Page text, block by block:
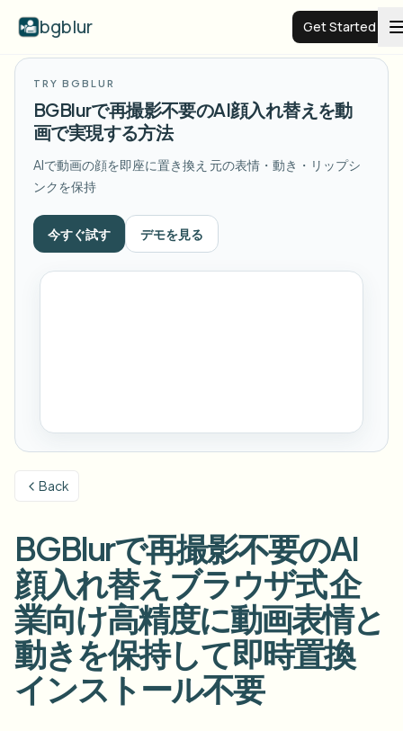
bgblur Get Started
Video background blur
Examples
Browse the full example library
Blur Background
Blur Anything
Screen recording blur
GDPR compliance blur
Vlogger street interview
Gaming & stream blur
Features
Blur Face
Blur Background
Blur Anything
AI Video Object Remover
Blur Face in Photos
Face Anonymization
Media & entertainment
Healthcare
Clinic and patient-facing video governance
Public sector
FOIA, safe disclosure, and redaction
Bulk face anonymization
FAQ
Tools
Category
Products
TRY BGBLUR
BGBlurで再撮影不要のAI顔入れ替えを動
画で実現する方法
AIで動画の顔を即座に置き換え 元の表情・動き・リップシ
ンクを保持
今すぐ試す デモを見る
Back
BGBlurで再撮影不要のAI
顔入れ替えブラウザ式 企
業向け高精度に動画表情と
動きを保持して即時置換
インストール不要